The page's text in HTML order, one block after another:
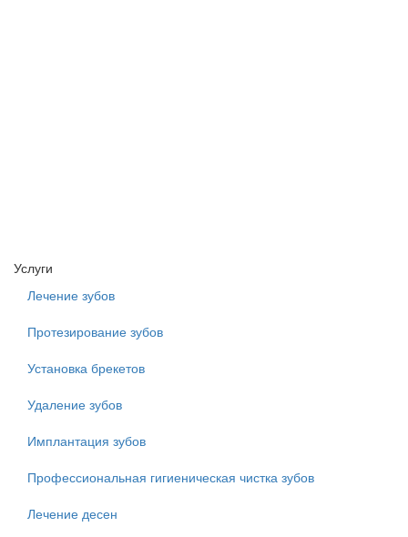
Услуги
Лечение зубов
Протезирование зубов
Установка брекетов
Удаление зубов
Имплантация зубов
Профессиональная гигиеническая чистка зубов
Лечение десен